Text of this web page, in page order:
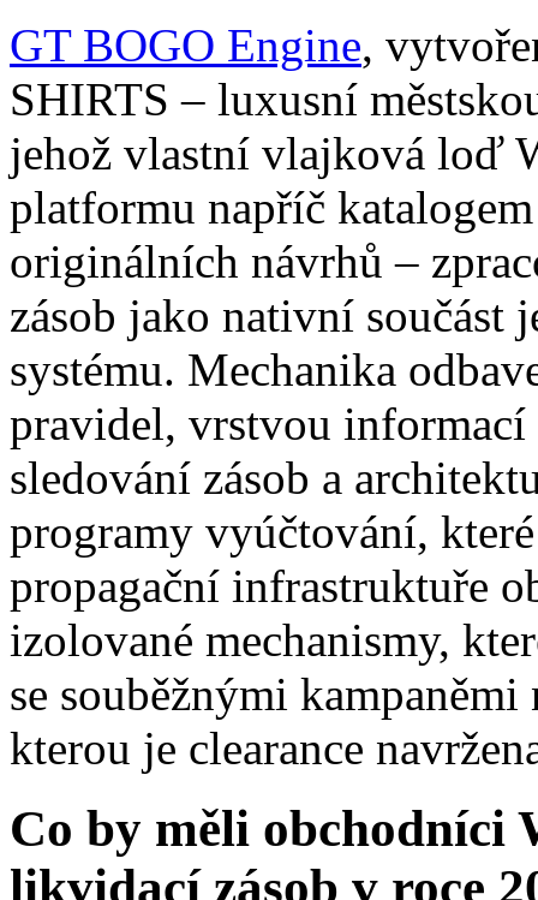
GT BOGO Engine,
SHIRTS – luxusní
jehož vlastní vlajková loď
platformu napříč
originálních návrhů –
zásob jako nativní součást
systému. Mechanika
pravidel, vrstvou informací
sledování zásob a
programy vyúčtování,
propagační infrastruktuře
izolované mechanismy,
se souběžnými
kterou je clearance
Co by měli obchodníci
likvidací zásob v roce